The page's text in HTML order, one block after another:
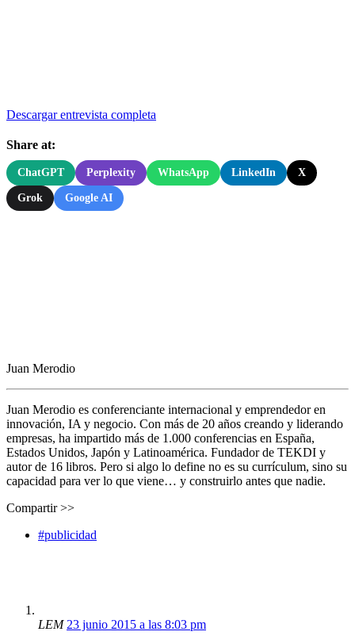
Descargar entrevista completa
Share at:
ChatGPT Perplexity WhatsApp LinkedIn X
Grok Google AI
Juan Merodio
Juan Merodio es conferenciante internacional y emprendedor en
innovación, IA y negocio. Con más de 20 años creando y liderando
empresas, ha impartido más de 1.000 conferencias en España,
Estados Unidos, Japón y Latinoamérica. Fundador de TEKDI y
autor de 16 libros. Pero si algo lo define no es su currículum, sino su
capacidad para ver lo que viene… y construirlo antes que nadie.
Compartir >>
#publicidad
LEM 23 junio 2015 a las 8:03 pm